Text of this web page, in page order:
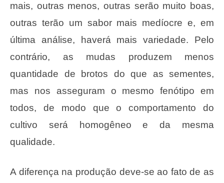
mais, outras menos, outras serão muito boas,
outras terão um sabor mais medíocre e, em
última análise, haverá mais variedade. Pelo
contrário, as mudas produzem menos
quantidade de brotos do que as sementes,
mas nos asseguram o mesmo fenótipo em
todos, de modo que o comportamento do
cultivo será homogêneo e da mesma
qualidade.
A diferença na produção deve-se ao fato de as